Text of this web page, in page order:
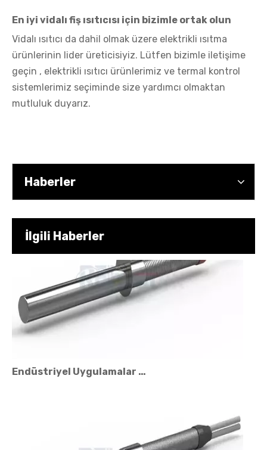
En iyi vidalı fiş ısıtıcısı için bizimle ortak olun
Vidalı ısıtıcı da dahil olmak üzere elektrikli ısıtma
ürünlerinin lider üreticisiyiz. Lütfen bizimle iletişime
geçin , elektrikli ısıtıcı ürünlerimiz ve termal kontrol
sistemlerimiz seçiminde size yardımcı olmaktan
mutluluk duyarız.
Haberler
İlgili Haberler